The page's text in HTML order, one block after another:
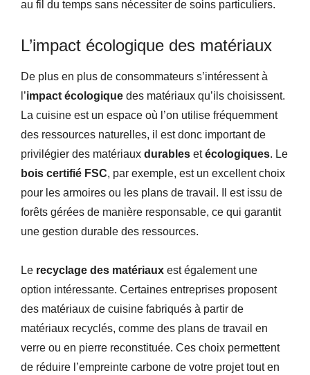
au fil du temps sans nécessiter de soins particuliers.
L’impact écologique des matériaux
De plus en plus de consommateurs s’intéressent à
l’impact écologique des matériaux qu’ils choisissent.
La cuisine est un espace où l’on utilise fréquemment
des ressources naturelles, il est donc important de
privilégier des matériaux durables etécologiques. Le
bois certifié FSC, par exemple, est un excellent choix
pour les armoires ou les plans de travail. Il est issu de
forêts gérées de manière responsable, ce qui garantit
une gestion durable des ressources.
Le recyclage des matériaux est également une
option intéressante. Certaines entreprises proposent
des matériaux de cuisine fabriqués à partir de
matériaux recyclés, comme des plans de travail en
verre ou en pierre reconstituée. Ces choix permettent
de réduire l’empreinte carbone de votre projet tout en